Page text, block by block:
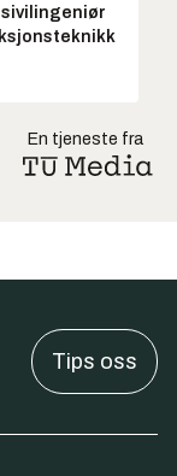
En tjeneste fra
Tips oss